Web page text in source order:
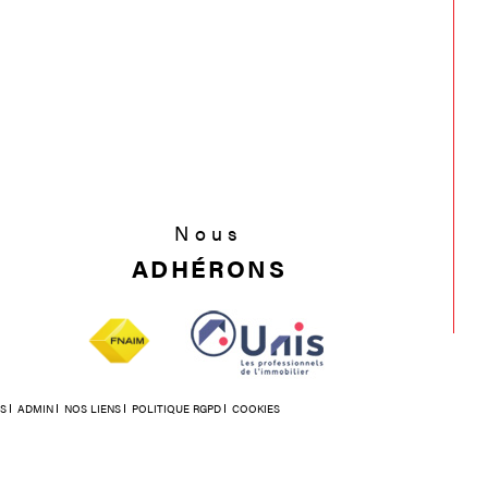
Nous
ADHÉRONS
ADMIN NOS LIENS POLITIQUE RGPD COOKIES